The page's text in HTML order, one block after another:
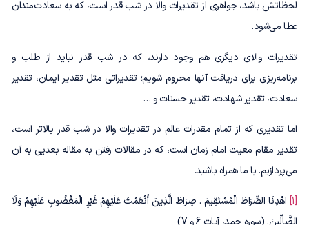
لحظاتش باشد، جواهری از تقدیرات والا در شب قدر است، که به سعادت‌مندان
عطا می‌شود.
تقدیرات والای دیگری هم وجود دارند، که در شب قدر نباید از طلب و
برنامه‌ریزی برای دریافت آنها محروم شویم؛ تقدیراتی مثل تقدیر ایمان، تقدیر
سعادت، تقدیر شهادت، تقدیر حسنات و …
اما تقدیری که از تمام مقدرات عالم در تقدیرات والا در شب قدر بالاتر است،
تقدیر مقام معیت امام زمان است، که در مقالات رفتن به مقاله بعدیی به آن
می‌پردازیم. با ما همراه باشید.
[1] اهْدِنَا الصِّرَاطَ الْمُسْتَقِیمَ . صِرَاطَ الَّذِینَ أَنْعَمْتَ عَلَیْهِمْ غَیْرِ الْمَغْضُوبِ عَلَیْهِمْ وَلَا